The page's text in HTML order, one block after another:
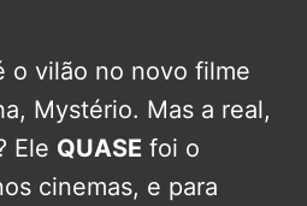
o vilão no novo filme
Mystério. Mas a real,
Ele QUASE foi o
cinemas, e para